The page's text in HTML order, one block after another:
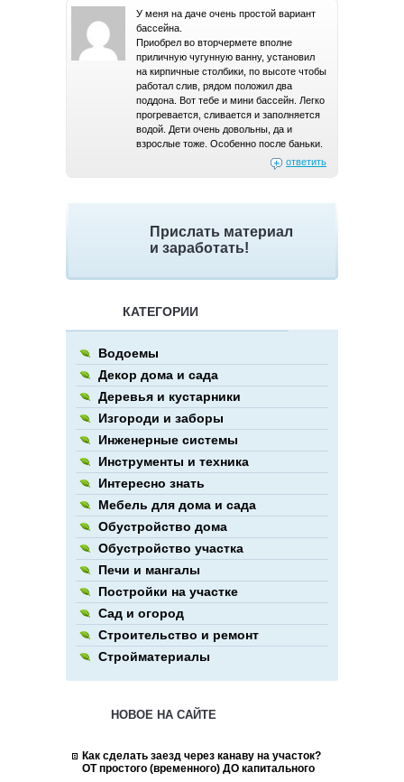
У меня на даче очень простой вариант
бассейна.
Приобрел во вторчермете вполне
приличную чугунную ванну, установил
на кирпичные столбики, по высоте чтобы
работал слив, рядом положил два
поддона. Вот тебе и мини бассейн. Легко
прогревается, сливается и заполняется
водой. Дети очень довольны, да и
взрослые тоже. Особенно после баньки.
ответить
Прислать материал
и заработать!
КАТЕГОРИИ
Водоемы
Декор дома и сада
Деревья и кустарники
Изгороди и заборы
Инженерные системы
Инструменты и техника
Интересно знать
Мебель для дома и сада
Обустройство дома
Обустройство участка
Печи и мангалы
Постройки на участке
Сад и огород
Строительство и ремонт
Стройматериалы
НОВОЕ НА САЙТЕ
Как сделать заезд через канаву на участок?
ОТ простого (временного) ДО капитального